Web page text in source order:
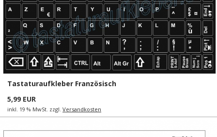
Tastaturaufkleber Französisch
5,99 EUR
inkl. 19 % MwSt. zzgl. Versandkosten